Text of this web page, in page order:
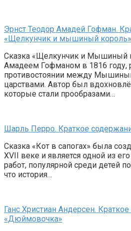
Эрнст Теодор Амадей Гофман.
«Щелкунчик и мышиный король»
Сказка «Щелкунчик и Мышиный
Амадеем Гофманом в 1816 году,
противостоянии между
царствами. Автор был
которые стали прообразами…
Шарль Перро. Краткое
Сказка «Кот в сапогах» была
XVII веке и является одной из
работ, популярной среди детей
что история…
Ганс Христиан Андерсен.
«Дюймовочка»